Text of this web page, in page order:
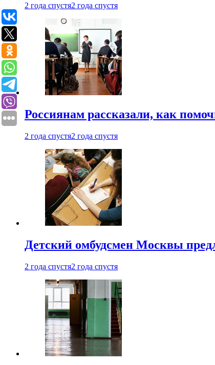
2 года спустя2 года спустя
Россиянам рассказали, как
2 года спустя2 года спустя
Детский омбудсмен Москвы
2 года спустя2 года спустя